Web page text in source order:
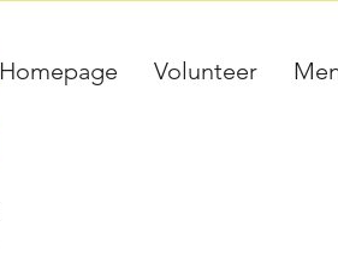
Homepage Volunteer